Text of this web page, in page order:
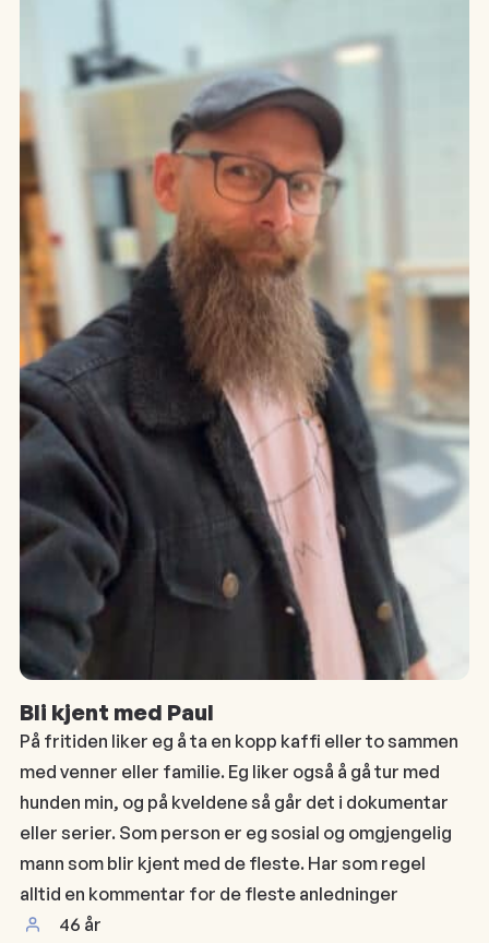
Bli kjent med Paul
På fritiden liker eg å ta en kopp kaffi eller to sammen
med venner eller familie. Eg liker også å gå tur med
hunden min, og på kveldene så går det i dokumentar
eller serier. Som person er eg sosial og omgjengelig
mann som blir kjent med de fleste. Har som regel
alltid en kommentar for de fleste anledninger
46 år